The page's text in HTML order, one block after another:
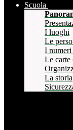
Scuola
I luoghi
Le
I numeri
Le carte
La storia